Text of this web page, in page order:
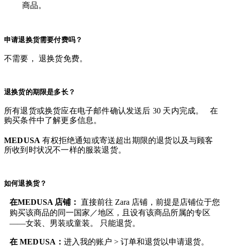
商品。
申请退换货需要付费吗？
不需要， 退换货免费。
退换货的期限是多长？
所有退货或换货应在电子邮件确认发送后 30 天内完成。 在
购买条件中了解更多信息。
MEDUSA有权拒绝通知或寄送超出期限的退货以及与顾客
所收到时状况不一样的服装退货。
如何退换货？
在MEDUSA 店铺： 直接前往 Zara 店铺，前提是店铺位于您
购买该商品的同一国家／地区，且设有该商品所属的专区
——女装、男装或童装。 只能退货。
在 MEDUSA ：进入我的账户 > 订单和退货以申请退货。